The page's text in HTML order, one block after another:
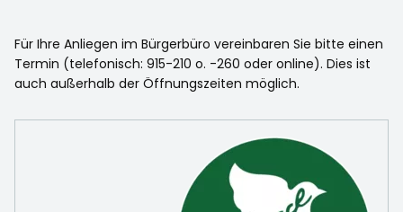
Für Ihre Anliegen im Bürgerbüro vereinbaren Sie bitte einen
Termin (telefonisch: 915-210 o. -260 oder online). Dies ist
auch außerhalb der Öffnungszeiten möglich.